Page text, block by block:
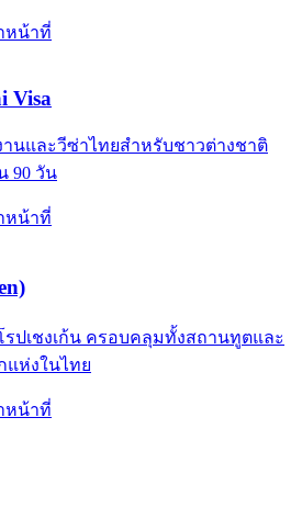
หน้าที่
Visa
นและวีซ่าไทยสำหรับชาวต่างชาติ
90 วัน
หน้าที่
รปเชงเก้น ครอบคลุมทั้งสถานทูตและ
แห่งในไทย
หน้าที่